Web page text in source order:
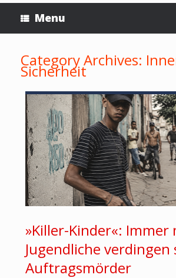
Menu
Category Archives:
Sicherheit
»Killer-Kinder«: Immer
Jugendliche verdingen
Auftragsmörder